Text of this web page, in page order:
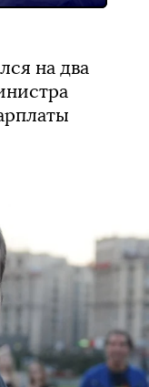
на два